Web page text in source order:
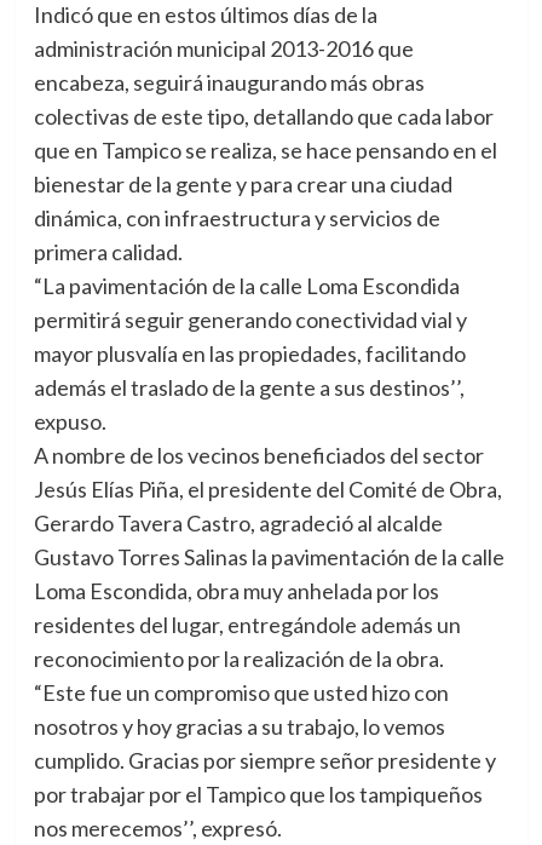
Indicó que en estos últimos días de la
administración municipal 2013-2016 que
encabeza, seguirá inaugurando más obras
colectivas de este tipo, detallando que cada labor
que en Tampico se realiza, se hace pensando en el
bienestar de la gente y para crear una ciudad
dinámica, con infraestructura y servicios de
primera calidad.
“La pavimentación de la calle Loma Escondida
permitirá seguir generando conectividad vial y
mayor plusvalía en las propiedades, facilitando
además el traslado de la gente a sus destinos’’,
expuso.
A nombre de los vecinos beneficiados del sector
Jesús Elías Piña, el presidente del Comité de Obra,
Gerardo Tavera Castro, agradeció al alcalde
Gustavo Torres Salinas la pavimentación de la calle
Loma Escondida, obra muy anhelada por los
residentes del lugar, entregándole además un
reconocimiento por la realización de la obra.
“Este fue un compromiso que usted hizo con
nosotros y hoy gracias a su trabajo, lo vemos
cumplido. Gracias por siempre señor presidente y
por trabajar por el Tampico que los tampiqueños
nos merecemos’’, expresó.